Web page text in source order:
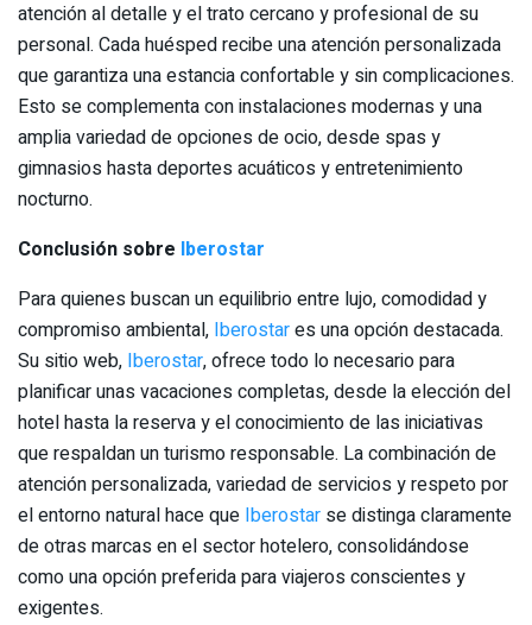
atención al detalle y el trato cercano y profesional de su
personal. Cada huésped recibe una atención personalizada
que garantiza una estancia confortable y sin complicaciones.
Esto se complementa con instalaciones modernas y una
amplia variedad de opciones de ocio, desde spas y
gimnasios hasta deportes acuáticos y entretenimiento
nocturno.
Conclusión sobre Iberostar
Para quienes buscan un equilibrio entre lujo, comodidad y
compromiso ambiental, Iberostares una opción destacada.
Su sitio web, Iberostar, ofrece todo lo necesario para
planificar unas vacaciones completas, desde la elección del
hotel hasta la reserva y el conocimiento de las iniciativas
que respaldan un turismo responsable. La combinación de
atención personalizada, variedad de servicios y respeto por
el entorno natural hace que Iberostar se distinga claramente
de otras marcas en el sector hotelero, consolidándose
como una opción preferida para viajeros conscientes y
exigentes.